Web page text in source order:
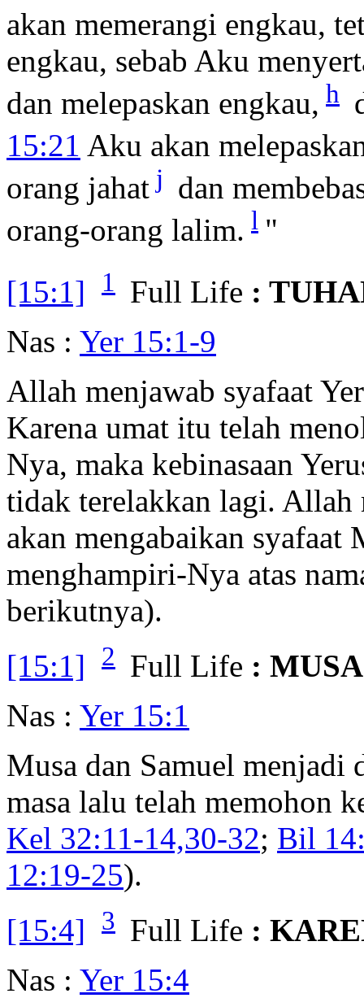
akan memerangi engkau,
engkau, sebab Aku
dan melepaskan engkau, h
15:21 Aku akan
orang jahat j dan
orang-orang lalim. l "
[15:1]
1 Full Life :
Nas : Yer 15:1-9
Allah menjawab syafaat
Karena umat itu telah
Nya, maka kebinasaan
tidak terelakkan lagi. Allah
akan mengabaikan syafaat
menghampiri-Nya atas
berikutnya).
[15:1]
2 Full Life :
Nas : Yer 15:1
Musa dan Samuel menjadi
masa lalu telah memohon
Kel 32:11-14,30-32; Bil
12:19-25).
[15:4]
3 Full Life :
Nas : Yer 15:4